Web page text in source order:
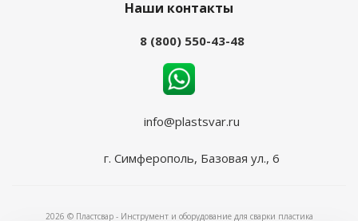
Наши контакты
8 (800) 550-43-48
info@plastsvar.ru
г. Симферополь, Базовая ул., 6
2026 © Пластсвар - Инструмент и оборудование для сварки пластика